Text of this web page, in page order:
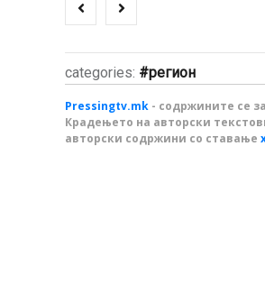
categories: регион
Pressingtv.mk - содржините се
Крадењето на авторски
авторски содржини со ставање